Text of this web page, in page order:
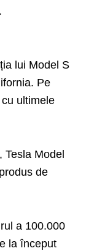
.
lui Model S
Pe
ultimele
Model
de
a 100.000
la început